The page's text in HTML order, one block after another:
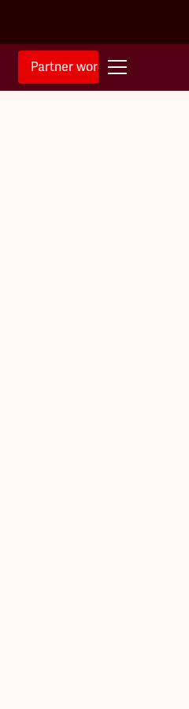
Partner worden